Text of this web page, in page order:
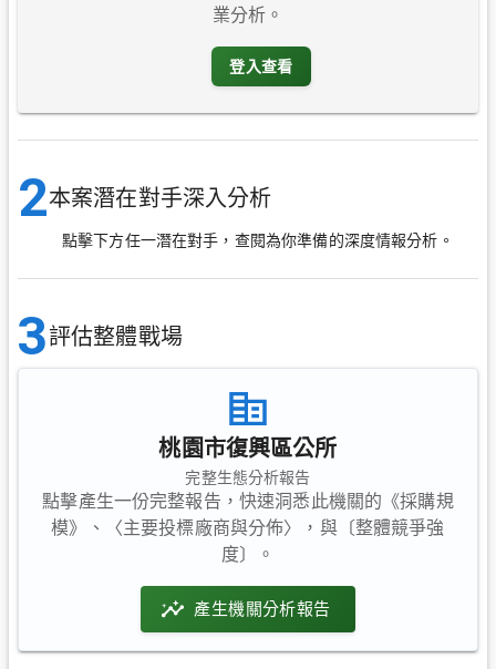
業分析。
登入查看
2本案潛在對手深入分析
點擊下方任一潛在對手，查閱為你準備的深度情報分析。
3評估整體戰場
桃園市復興區公所
完整生態分析報告
點擊產生一份完整報告，快速洞悉此機關的《採購規
模》、〈主要投標廠商與分佈〉，與〔整體競爭強
度〕。
產生機關分析報告